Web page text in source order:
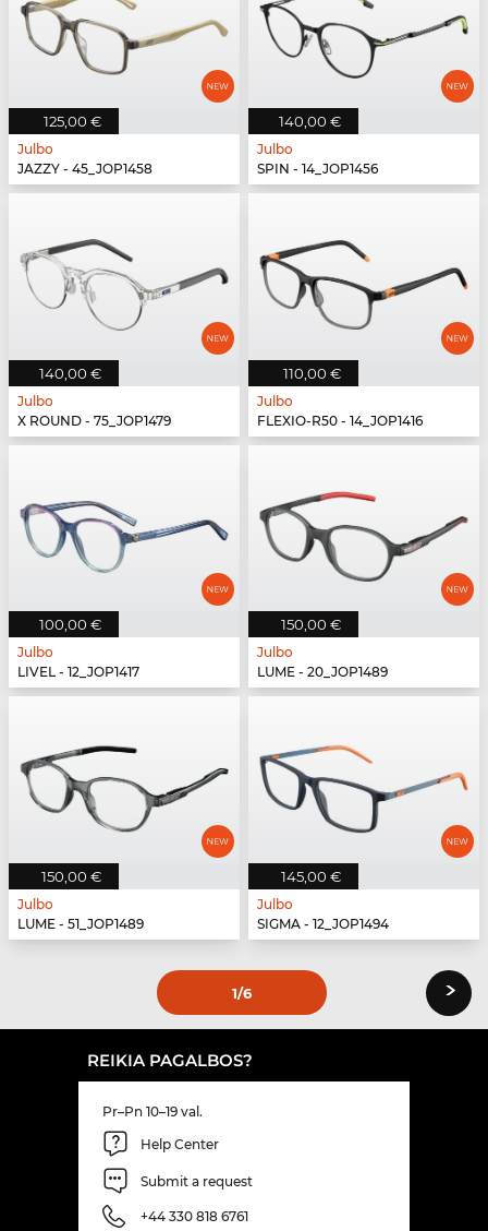
125,00 €
Julbo
JAZZY - 45_JOP1458
140,00 €
Julbo
SPIN - 14_JOP1456
140,00 €
Julbo
X ROUND - 75_JOP1479
110,00 €
Julbo
FLEXIO-R50 - 14_JOP1416
100,00 €
Julbo
LIVEL - 12_JOP1417
150,00 €
Julbo
LUME - 20_JOP1489
150,00 €
Julbo
LUME - 51_JOP1489
145,00 €
Julbo
SIGMA - 12_JOP1494
1/6 ›
REIKIA PAGALBOS?
Pr–Pn 10–19 val.
Help Center
Submit a request
+44 330 818 6761